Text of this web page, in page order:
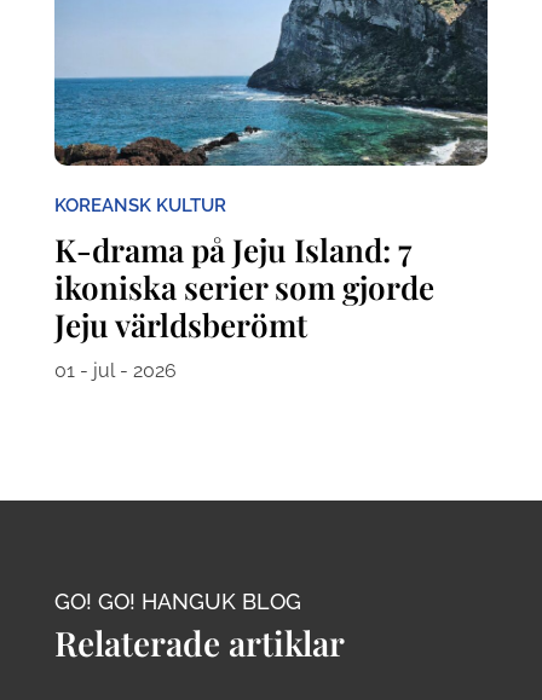
KOREANSK KULTUR
K-drama på Jeju Island: 7
ikoniska serier som gjorde
Jeju världsberömt
01 - jul - 2026
GO! GO! HANGUK BLOG
Relaterade artiklar